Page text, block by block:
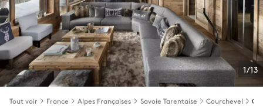
1/13
Tout voir France Alpes Françaises Savoie Tarentaise Courchevel